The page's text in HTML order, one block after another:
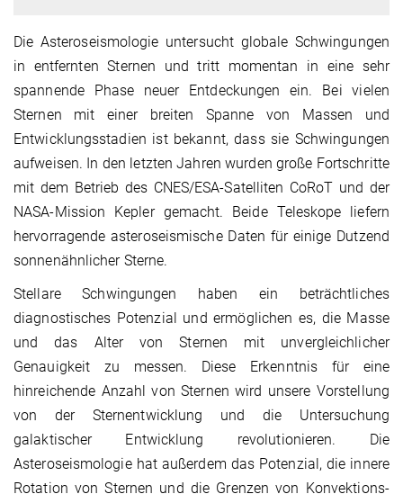
Die Asteroseismologie untersucht globale Schwingungen
in entfernten Sternen und tritt momentan in eine sehr
spannende Phase neuer Entdeckungen ein. Bei vielen
Sternen mit einer breiten Spanne von Massen und
Entwicklungsstadien ist bekannt, dass sie Schwingungen
aufweisen. In den letzten Jahren wurden große Fortschritte
mit dem Betrieb des CNES/ESA-Satelliten CoRoT und der
NASA-Mission Kepler gemacht. Beide Teleskope liefern
hervorragende asteroseismische Daten für einige Dutzend
sonnenähnlicher Sterne.
Stellare Schwingungen haben ein beträchtliches
diagnostisches Potenzial und ermöglichen es, die Masse
und das Alter von Sternen mit unvergleichlicher
Genauigkeit zu messen. Diese Erkenntnis für eine
hinreichende Anzahl von Sternen wird unsere Vorstellung
von der Sternentwicklung und die Untersuchung
galaktischer Entwicklung revolutionieren. Die
Asteroseismologie hat außerdem das Potenzial, die innere
Rotation von Sternen und die Grenzen von Konvektions-